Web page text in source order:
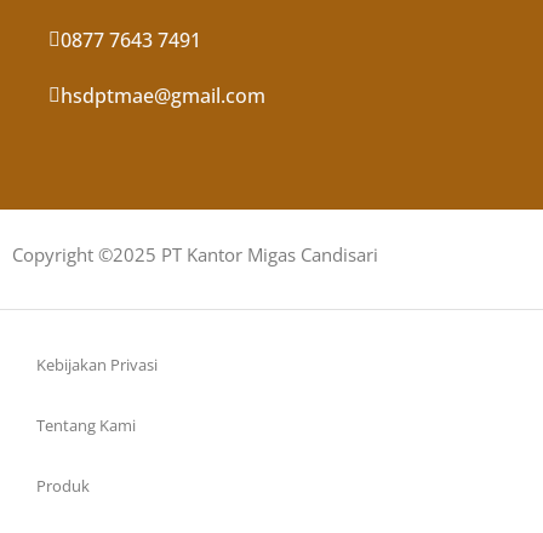
0877 7643 7491
hsdptmae@gmail.com
Copyright ©2025 PT Kantor Migas Candisari
Kebijakan Privasi
Tentang Kami
Produk